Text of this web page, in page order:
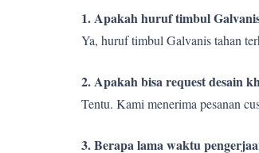
1. Apakah huruf timbul
Ya, huruf timbul Galvanis tahan
2. Apakah bisa request desain
Tentu. Kami menerima pesanan
3. Berapa lama waktu